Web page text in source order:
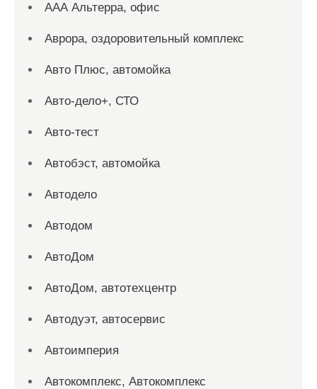
ААА Альтерра, офис
Аврора, оздоровительный комплекс
Авто Плюс, автомойка
Авто-дело+, СТО
Авто-тест
Автобэст, автомойка
Автодело
Автодом
АвтоДом
АвтоДом, автотехцентр
Автодуэт, автосервис
Автоимперия
Автокомплекс, Автокомплекс